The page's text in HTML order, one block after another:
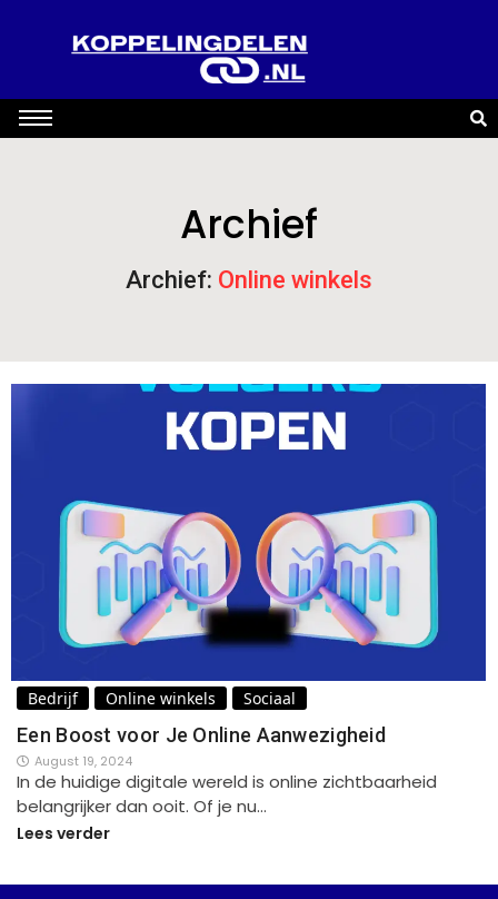
Archief
Archief: Online winkels
Bedrijf Online winkels Sociaal
Een Boost voor Je Online Aanwezigheid
August 19, 2024
In de huidige digitale wereld is online zichtbaarheid
belangrijker dan ooit. Of je nu…
Lees verder